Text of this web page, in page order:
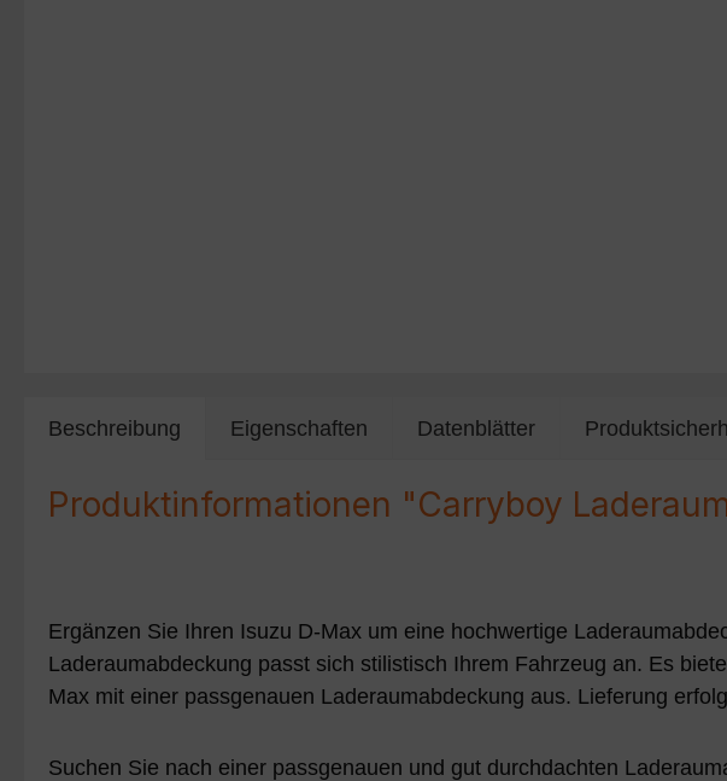
Beschreibung Eigenschaften Datenblätter
Produktinformationen "Carryboy
Ergänzen Sie Ihren Isuzu D-Max um eine hochwertige
Laderaumabdeckung passt sich stilistisch Ihrem Fahrzeug an. Es
Max mit einer passgenauen Laderaumabdeckung aus. Lieferung
Suchen Sie nach einer passgenauen und gut durchdachten